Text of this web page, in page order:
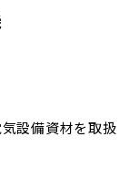
設備資材を取扱